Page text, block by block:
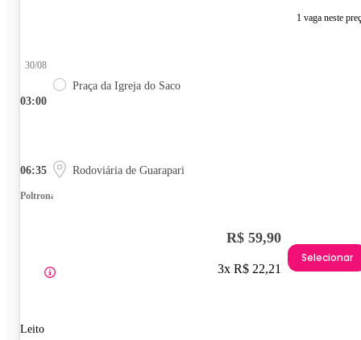
1 vaga neste
03:00
30/08
Praça da Igreja do Saco
06:35 Rodoviária de Guarapari
Poltrona
Leito
R$ 59,90
3x R$ 22,21
Selecionar